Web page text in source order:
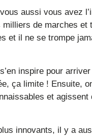
milliers de marches et
et il ne se trompe
ça limite ! Ensuite,
et
plus innovants, il y a